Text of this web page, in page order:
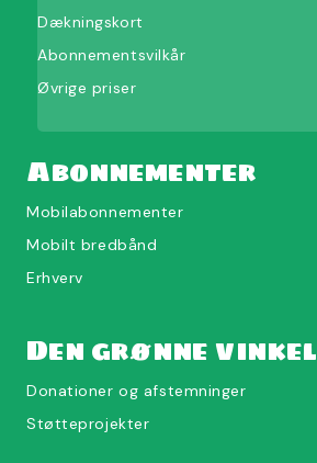
Abonnementer
Mobilabonnementer
Mobilt bredbånd
Erhverv
Den grønne vinkel
Donationer og afstemninger
Støtteprojekter
Dækningskort
Abonnementsvilkår
Øvrige priser